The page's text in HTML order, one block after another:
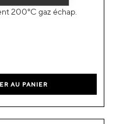
200°C gaz échap.
AU PANIER